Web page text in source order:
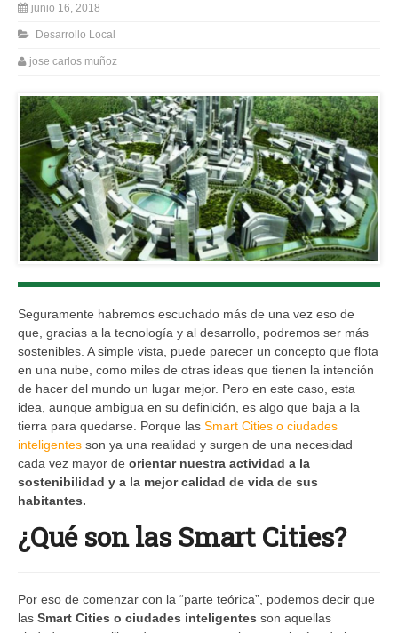
junio 16, 2018
Desarrollo Local
jose carlos muñoz
Seguramente habremos escuchado más de una vez eso de
que, gracias a la tecnología y al desarrollo, podremos ser más
sostenibles. A simple vista, puede parecer un concepto que flota
en una nube, como miles de otras ideas que tienen la intención
de hacer del mundo un lugar mejor. Pero en este caso, esta
idea, aunque ambigua en su definición, es algo que baja a la
tierra para quedarse. Porque las Smart Cities o ciudades
inteligentes son ya una realidad y surgen de una necesidad
cada vez mayor de orientar nuestra actividad a la
sostenibilidad y a la mejor calidad de vida de sus
habitantes.
¿Qué son las Smart Cities?
Por eso de comenzar con la “parte teórica”, podemos decir que
las Smart Cities o ciudades inteligentes son aquellas